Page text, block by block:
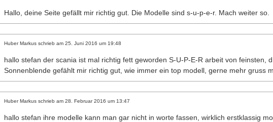
Hallo, deine Seite gefällt mir richtig gut. Die Modelle sind s-u-p-e-r. Mach weiter so.
Huber Markus schrieb am 25. Juni 2016 um 19:48
hallo stefan der scania ist mal richtig fett geworden S-U-P-E-R arbeit von feinsten,
Sonnenblende gefählt mir richtig gut, wie immer ein top modell, gerne mehr gruss
Huber Markus schrieb am 28. Februar 2016 um 13:47
hallo stefan ihre modelle kann man gar nicht in worte fassen, wirklich erstklassig